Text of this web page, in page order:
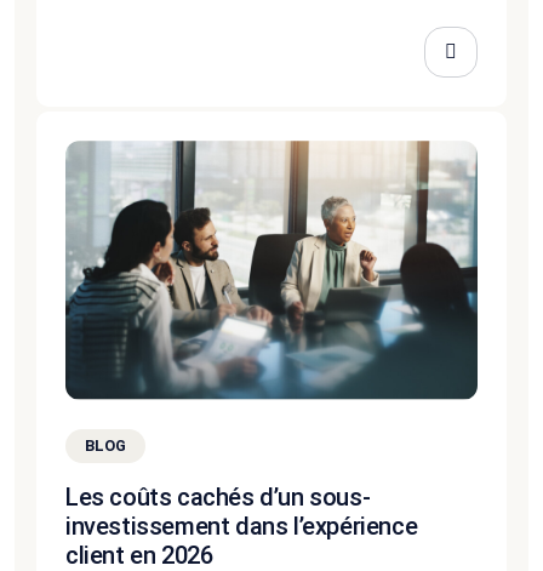
BLOG
Les coûts cachés d’un sous-
investissement dans l’expérience
client en 2026